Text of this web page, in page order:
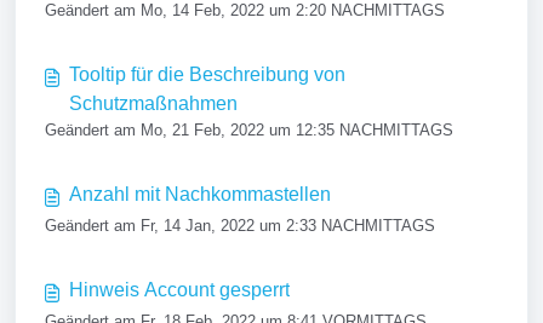
Geändert am Mo, 14 Feb, 2022 um 2:20 NACHMITTAGS
Tooltip für die Beschreibung von
Schutzmaßnahmen
Geändert am Mo, 21 Feb, 2022 um 12:35 NACHMITTAGS
Anzahl mit Nachkommastellen
Geändert am Fr, 14 Jan, 2022 um 2:33 NACHMITTAGS
Hinweis Account gesperrt